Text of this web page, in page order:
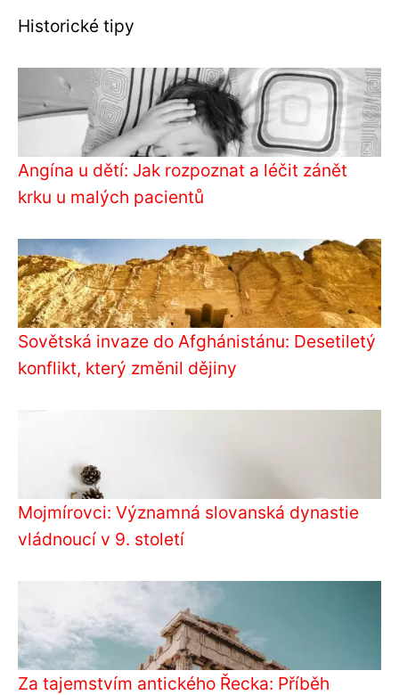
Historické tipy
Angína u dětí: Jak rozpoznat a léčit zánět
krku u malých pacientů
Sovětská invaze do Afghánistánu: Desetiletý
konflikt, který změnil dějiny
Mojmírovci: Významná slovanská dynastie
vládnoucí v 9. století
Za tajemstvím antického Řecka: Příběh